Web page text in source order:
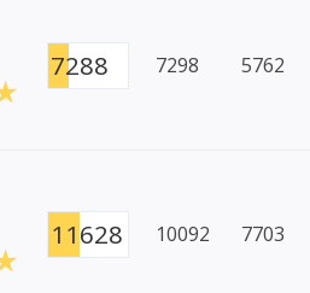
7288 7298 5762
11628 10092 7703